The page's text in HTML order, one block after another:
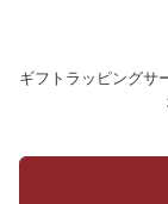
ギフトラッピングサ